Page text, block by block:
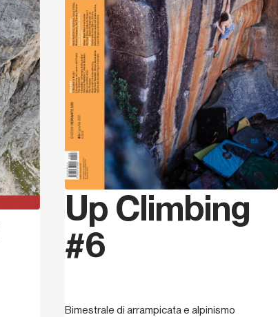
Up Climbing
#6
Bimestrale di arrampicata e alpinismo